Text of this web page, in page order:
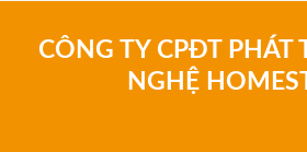
CÔNG TY CPĐT PHÁT
NGHỆ